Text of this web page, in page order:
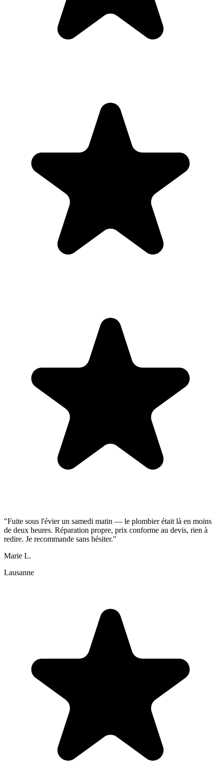
"Fuite sous l'évier un samedi matin — le plombier était là en moins
de deux heures. Réparation propre, prix conforme au devis, rien à
redire. Je recommande sans hésiter."
Marie L.
Lausanne